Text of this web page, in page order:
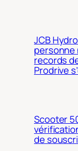
JCB
personne
records
Prodrive
Scooter
de